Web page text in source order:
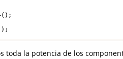
toda la potencia de los